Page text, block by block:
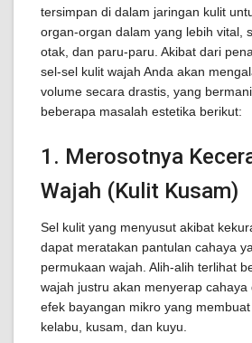
tersimpan di dalam jaringan kulit
organ-organ dalam yang lebih vital,
otak, dan paru-paru. Akibat dari
sel-sel kulit wajah Anda akan
volume secara drastis, yang
beberapa masalah estetika berikut:
1. Merosotnya
Wajah (Kulit Kusam)
Sel kulit yang menyusut akibat
dapat meratakan pantulan cahaya
permukaan wajah. Alih-alih terlihat
wajah justru akan menyerap cahaya
efek bayangan mikro yang
kelabu, kusam, dan kuyu.